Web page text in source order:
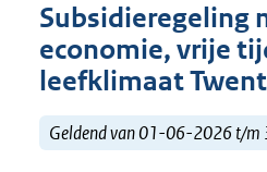
Subsidieregeling
economie, vrije
leefklimaat
Geldend van 01-06-2026 t/